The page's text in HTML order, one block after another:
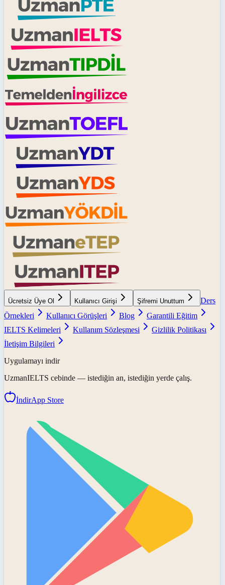
Ücretsiz Üye Ol Kullanıcı Girişi Şifremi Unuttum
Ders
Örnekleri
Kullanıcı Görüşleri Blog
Garantili Eğitim
IELTS Kelimeleri
Kullanım Sözleşmesi
Gizlilik Politikası
İletişim Bilgileri
Uygulamayı indir
UzmanIELTS cebinde — istediğin an, istediğin yerde çalış.
İndirApp Store